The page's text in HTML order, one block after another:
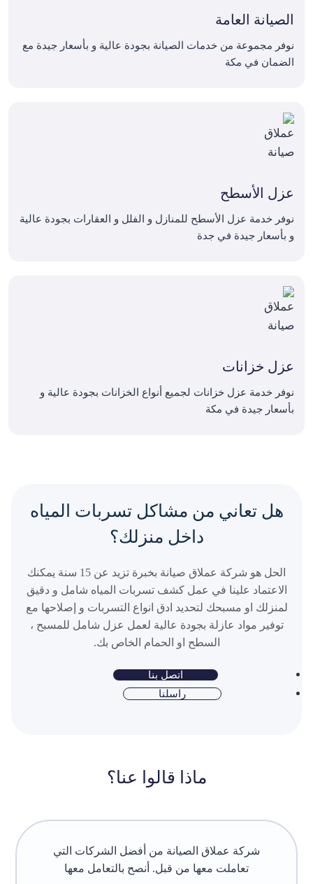
الصيانة العامة
نوفر مجموعة من خدمات الصيانة بجودة عالية و بأسعار جيدة مع
الضمان في مكة
عزل الأسطح
نوفر خدمة عزل الأسطح للمنازل و الفلل و العقارات بجودة عالية
و بأسعار جيدة في جدة
عزل خزانات
نوفر خدمة عزل خزانات لجميع أنواع الخزانات بجودة عالية و
بأسعار جيدة في مكة
هل تعاني من مشاكل تسربات المياه
داخل منزلك؟
الحل هو شركة عملاق صيانة بخبرة تزيد عن 15 سنة يمكنك
الاعتماد علينا في عمل كشف تسربات المياه شامل و دقيق
لمنزلك او مسبحك لتحديد ادق انواع التسربات و إصلاحها مع
توفير مواد عازلة بجودة عالية لعمل عزل شامل للمسبح ،
السطح او الحمام الخاص بك.
اتصل بنا
راسلنا
ماذا قالوا عنا؟
شركة عملاق الصيانة من أفضل الشركات التي
تعاملت معها من قبل. أنصح بالتعامل معها